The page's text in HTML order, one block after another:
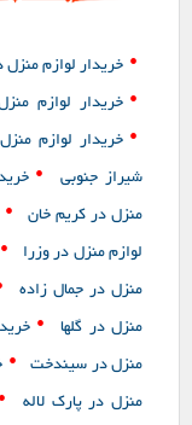
• خریدار لوازم منزل
• خریدار لوازم
• خریدار لوازم
شیراز جنوبی •
منزل در کریم خان •
لوازم منزل در وزرا •
منزل در جمال زاده
منزل در گلها •
منزل در سیندخت •
منزل در پارک لاله •